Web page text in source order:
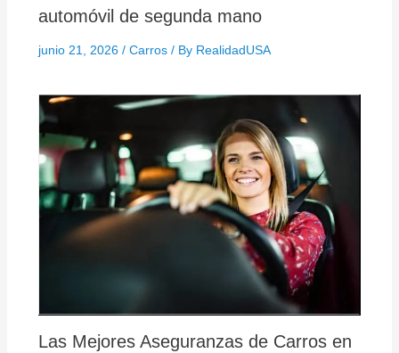
automóvil de segunda mano
junio 21, 2026 / Carros/ By RealidadUSA
Las Mejores Aseguranzas de Carros en